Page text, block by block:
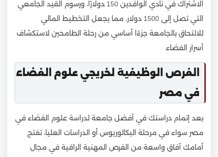
الاشتراك في نادي الوافدين 150 دولارًا، ورسوم القيد الجامعي
التي تصل إلى 1500 دولار، مما يجعل التخطيط المالي
للالتحاق بالجامعة جزءًا أساسي من رحلة الطامحين لاستكشاف
أسرار الفضاء.
الفرص الوظيفية لخريجي علوم الفضاء
في مصر
بعد إتمام دراستك في أفضل جامعة لدراسة علوم الفضاء في
مصر سواء في مرحلة البكالوريوس أو الدراسات العليا، تفتح
أمامك آفاق واسعة من الفرص المهنية الراقية في مجال